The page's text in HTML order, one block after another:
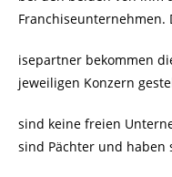
Franchiseunternehmen.
isepartner bekommen
jeweiligen Konzern
sind keine freien
sind Pächter und haben